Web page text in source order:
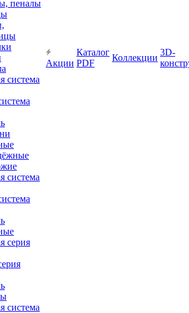
пеналы
Акции
Каталог
PDF
Коллекции
3D-